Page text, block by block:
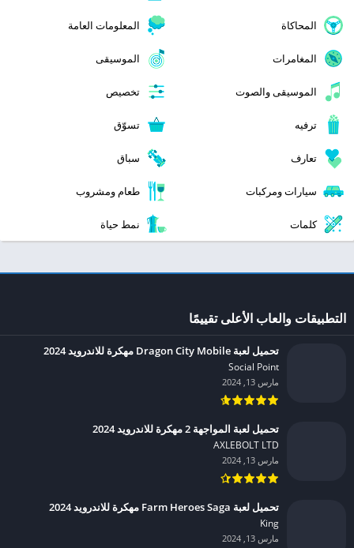
المحاكاة المعلومات العامة
المغامرات الموسيقى
الموسيقى والصوت تخصيص
ترفيه تسوّق
تعارف سباق
سيارات ومركبات طعام ومشروب
كلمات نمط حياة
التطبيقات والعاب الأعلى تقييمًا
تحميل لعبة Dragon City Mobile مهكرة للاندرويد 2024
Social Point‏
مارس 13, 2024
تحميل لعبة المواجهة 2 مهكرة للاندرويد 2024
AXLEBOLT LTD‏
مارس 13, 2024
تحميل لعبة Farm Heroes Saga مهكرة للاندرويد 2024
King‏
مارس 13, 2024